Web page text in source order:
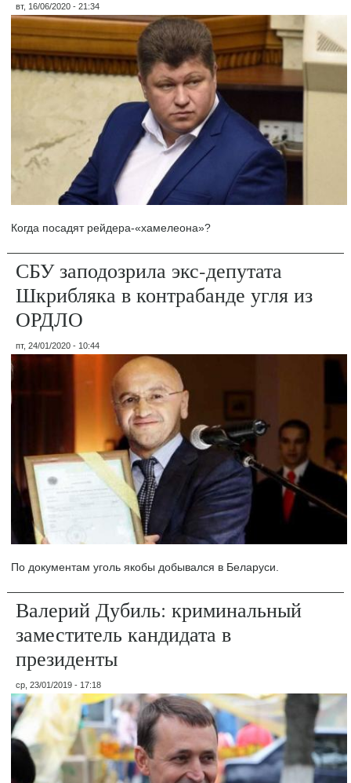
вт, 16/06/2020 - 21:34
Когда посадят рейдера-«хамелеона»?
СБУ заподозрила экс-депутата
Шкрибляка в контрабанде угля из
ОРДЛО
пт, 24/01/2020 - 10:44
По документам уголь якобы добывался в Беларуси.
Валерий Дубиль: криминальный
заместитель кандидата в
президенты
ср, 23/01/2019 - 17:18